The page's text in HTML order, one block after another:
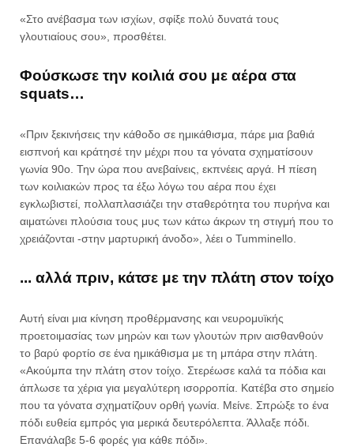
«Στο ανέβασμα των ισχίων, σφίξε πολύ δυνατά τους
γλουτιαίους σου», προσθέτει.
Φούσκωσε την κοιλιά σου με αέρα στα
squats…
«Πριν ξεκινήσεις την κάθοδο σε ημικάθισμα, πάρε μια βαθιά
εισπνοή και κράτησέ την μέχρι που τα γόνατα σχηματίσουν
γωνία 90ο. Την ώρα που ανεβαίνεις, εκπνέεις αργά. Η πίεση
των κοιλιακών προς τα έξω λόγω του αέρα που έχει
εγκλωβιστεί, πολλαπλασιάζει την σταθερότητα του πυρήνα και
αιματώνει πλούσια τους μυς των κάτω άκρων τη στιγμή που το
χρειάζονται -στην μαρτυρική άνοδο», λέει ο Tumminello.
... αλλά πριν, κάτσε με την πλάτη στον τοίχο
Αυτή είναι μια κίνηση προθέρμανσης και νευρομυϊκής
προετοιμασίας των μηρών και των γλουτών πριν αισθανθούν
το βαρύ φορτίο σε ένα ημικάθισμα με τη μπάρα στην πλάτη.
«Ακούμπα την πλάτη στον τοίχο. Στερέωσε καλά τα πόδια και
άπλωσε τα χέρια για μεγαλύτερη ισορροπία. Κατέβα στο σημείο
που τα γόνατα σχηματίζουν ορθή γωνία. Μείνε. Σπρώξε το ένα
πόδι ευθεία εμπρός για μερικά δευτερόλεπτα. Άλλαξε πόδι.
Επανάλαβε 5-6 φορές για κάθε πόδι».